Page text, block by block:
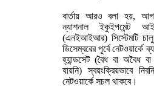
বার্তায় আরও বলা হয়,
ন্যাশনাল ইকুইপমেন্ট
(এনইআইআর) সিস্টেমটি
ডিসেম্বরের পূর্বে
হ্যান্ডসেট (বৈধ বা অবৈধ বা
যায়নি) স্বয়ংক্রিয়ভাবে
নেটওয়ার্কে সচল থাকবে।